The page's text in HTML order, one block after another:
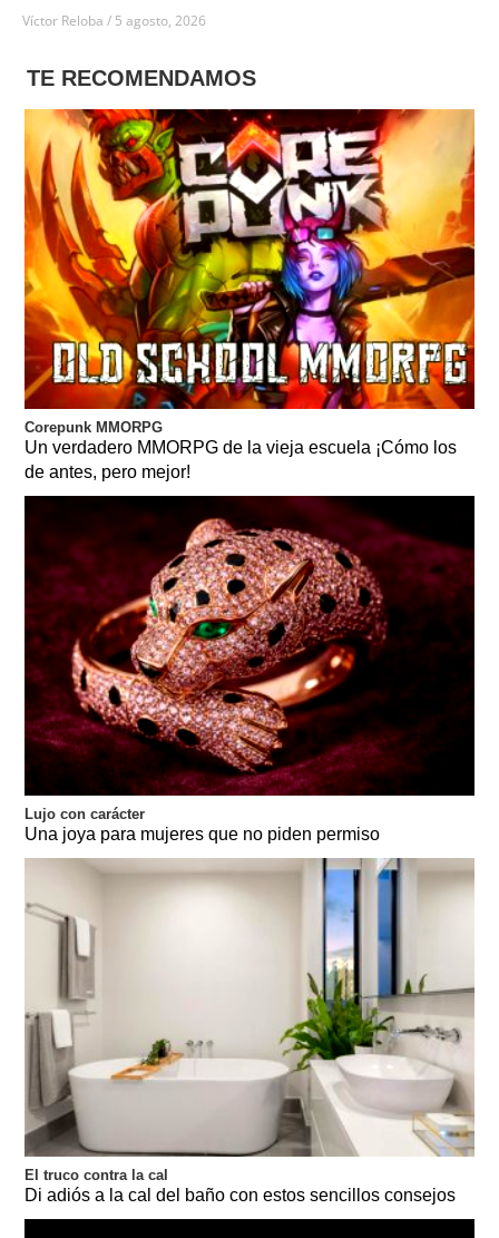
Víctor Reloba 5 agosto, 2026
TE RECOMENDAMOS
Corepunk MMORPG
Un verdadero MMORPG de la vieja escuela ¡Cómo los
de antes, pero mejor!
Lujo con carácter
Una joya para mujeres que no piden permiso
El truco contra la cal
Di adiós a la cal del baño con estos sencillos consejos